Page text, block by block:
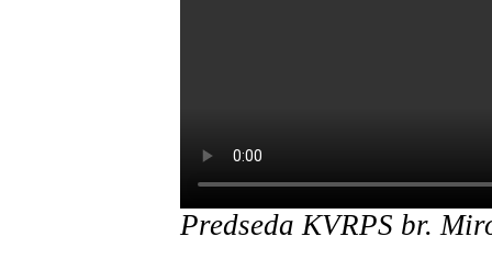
Predseda KVRPS br.